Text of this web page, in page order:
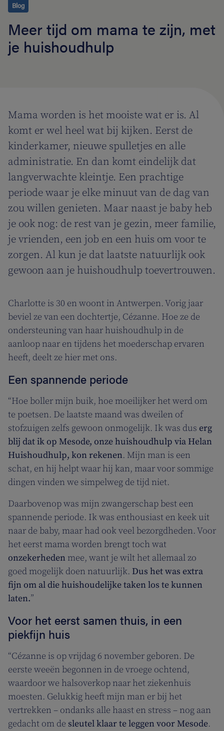
Blog
Meer tijd om mama te zijn, met
je huishoudhulp
Mama worden is het mooiste wat er is. Al
komt er wel heel wat bij kijken. Eerst de
kinderkamer, nieuwe spulletjes en alle
administratie. En dan komt eindelijk dat
langverwachte kleintje. Een prachtige
periode waar je elke minuut van de dag van
zou willen genieten. Maar naast je baby heb
je ook nog: de rest van je gezin, meer familie,
je vrienden, een job en een huis om voor te
zorgen. Al kun je dat laatste natuurlijk ook
gewoon aan je huishoudhulp toevertrouwen.
Charlotte is 30 en woont in Antwerpen. Vorig jaar
beviel ze van een dochtertje, Cézanne. Hoe ze de
ondersteuning van haar huishoudhulp in de
aanloop naar en tijdens het moederschap ervaren
heeft, deelt ze hier met ons.
Een spannende periode
“Hoe boller mijn buik, hoe moeilijker het werd om
te poetsen. De laatste maand was dweilen of
stofzuigen zelfs gewoon onmogelijk. Ik was dus erg
blij dat ik op Mesode, onze huishoudhulp via Helan
Huishoudhulp, kon rekenen. Mijn man is een
schat, en hij helpt waar hij kan, maar voor sommige
dingen vinden we simpelweg de tijd niet.
Daarbovenop was mijn zwangerschap best een
spannende periode. Ik was enthousiast en keek uit
naar de baby, maar had ook veel bezorgdheden. Voor
het eerst mama worden brengt toch wat
onzekerheden mee, want je wilt het allemaal zo
goed mogelijk doen natuurlijk. Dus het was extra
fijn om al die huishoudelijke taken los te kunnen
laten.”
Voor het eerst samen thuis, in een
piekfijn huis
“Cézanne is op vrijdag 6 november geboren. De
eerste weeën begonnen in de vroege ochtend,
waardoor we halsoverkop naar het ziekenhuis
moesten. Gelukkig heeft mijn man er bij het
vertrekken – ondanks alle haast en stress – nog aan
gedacht om de sleutel klaar te leggen voor Mesode.